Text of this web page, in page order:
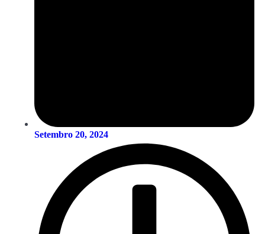
Setembro 20, 2024